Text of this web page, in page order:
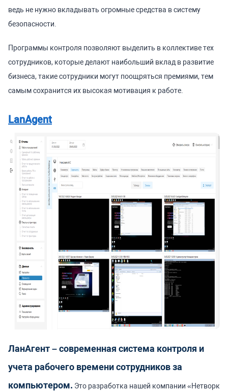
ведь не нужно вкладывать огромные средства в систему
безопасности.
Программы контроля позволяют выделить в коллективе тех
сотрудников, которые делают наибольший вклад в развитие
бизнеса, такие сотрудники могут поощряться премиями, тем
самым сохранится их высокая мотивация к работе.
LanAgent
ЛанАгент – современная система контроля и
учета рабочего времени сотрудников за
компьютером. Это разработка нашей компании «Нетворк